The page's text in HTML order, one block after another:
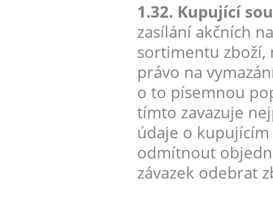
1.32. Kupující
zasílání akčních
sortimentu zboží,
právo na
o to písemnou
tímto zavazuje
údaje o kupujícím
odmítnout
závazek odebrat